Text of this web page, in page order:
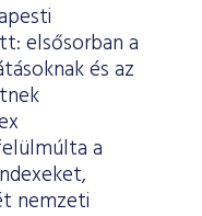
elsősorban a
és az
a
nemzeti